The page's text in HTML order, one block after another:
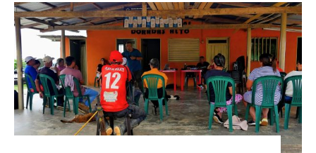
Reconfiguración
del
conflicto:
Avanzada
paramilitar
y
control
por
el
territorio
en